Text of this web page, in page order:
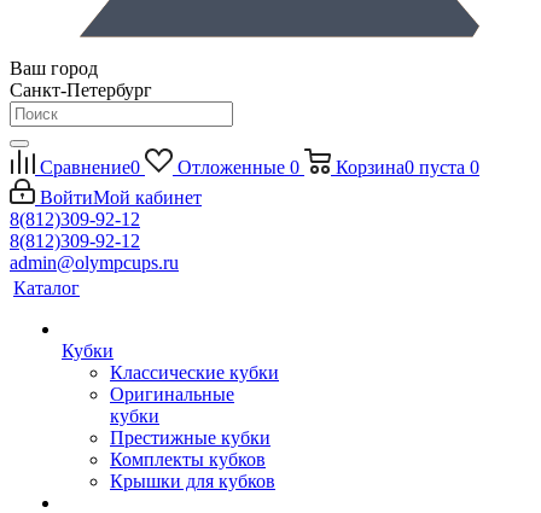
Ваш город
Санкт-Петербург
Сравнение0 Отложенные 0 Корзина0 пуста 0
ВойтиМой кабинет
8(812)309-92-12
8(812)309-92-12
admin@olympcups.ru
Каталог
Кубки
Классические кубки
Оригинальные
кубки
Престижные кубки
Комплекты кубков
Крышки для кубков